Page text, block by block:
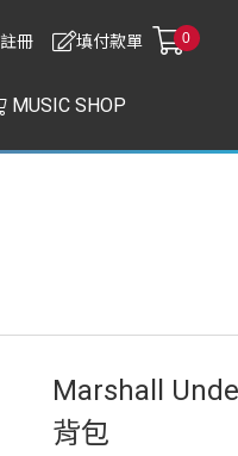
註冊 0
填付款單
MUSIC SHOP
Marshall
背包